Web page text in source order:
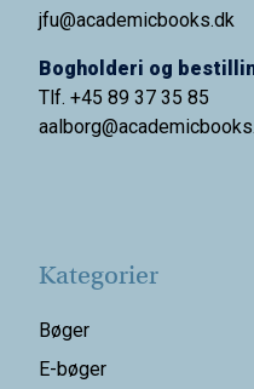
jfu@academicbooks.dk
Bogholderi og
Tlf. +45 89 37 35 85
aalborg@
Kategorier
Bøger
E-bøger